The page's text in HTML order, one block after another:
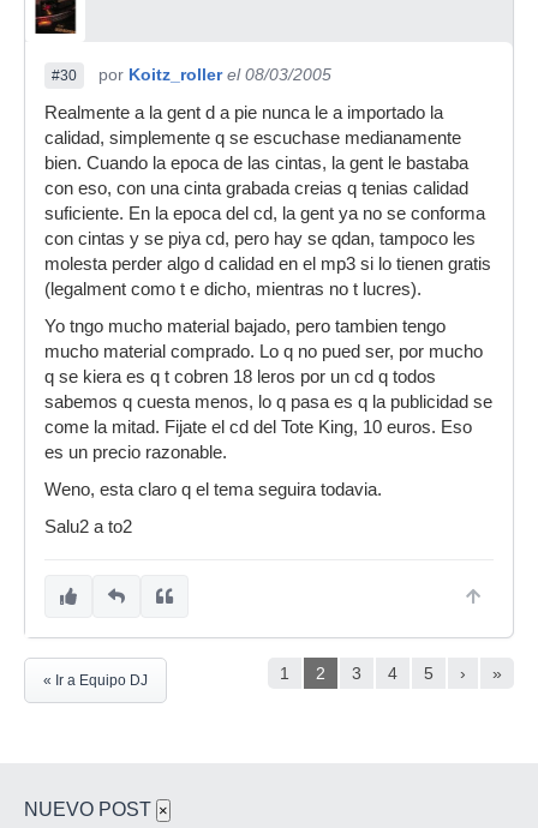
#30 por Koitz_roller el 08/03/2005
Realmente a la gent d a pie nunca le a importado la
calidad, simplemente q se escuchase medianamente
bien. Cuando la epoca de las cintas, la gent le bastaba
con eso, con una cinta grabada creias q tenias calidad
suficiente. En la epoca del cd, la gent ya no se conforma
con cintas y se piya cd, pero hay se qdan, tampoco les
molesta perder algo d calidad en el mp3 si lo tienen gratis
(legalment como t e dicho, mientras no t lucres).
Yo tngo mucho material bajado, pero tambien tengo
mucho material comprado. Lo q no pued ser, por mucho
q se kiera es q t cobren 18 leros por un cd q todos
sabemos q cuesta menos, lo q pasa es q la publicidad se
come la mitad. Fijate el cd del Tote King, 10 euros. Eso
es un precio razonable.
Weno, esta claro q el tema seguira todavia.
Salu2 a to2
1 2 3 4 5 › »
« Ir a Equipo DJ
NUEVO POST ×